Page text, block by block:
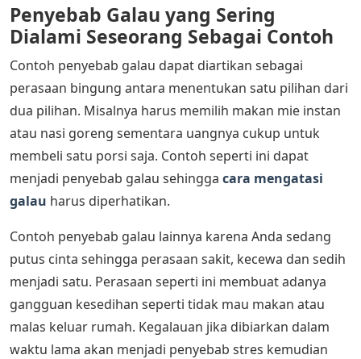
Penyebab Galau yang Sering
Dialami Seseorang Sebagai Contoh
Contoh penyebab galau dapat diartikan sebagai
perasaan bingung antara menentukan satu pilihan dari
dua pilihan. Misalnya harus memilih makan mie instan
atau nasi goreng sementara uangnya cukup untuk
membeli satu porsi saja. Contoh seperti ini dapat
menjadi penyebab galau sehingga cara mengatasi
galau harus diperhatikan.
Contoh penyebab galau lainnya karena Anda sedang
putus cinta sehingga perasaan sakit, kecewa dan sedih
menjadi satu. Perasaan seperti ini membuat adanya
gangguan kesedihan seperti tidak mau makan atau
malas keluar rumah. Kegalauan jika dibiarkan dalam
waktu lama akan menjadi penyebab stres kemudian